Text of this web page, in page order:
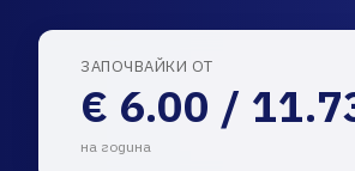
ЗАПОЧВАЙКИ ОТ
€ 6.00 /
на година